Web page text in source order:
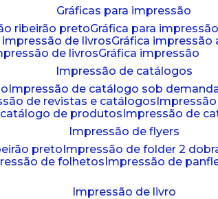
gráficas para impressão
ribeirão preto gráfica para
impressão de livros gráfica impressão
de livros
gráfica impressão
impressão de catálogos
impressão de catálogo sob
de revistas e catálogos
de produtos impressão de
impressão de flyers
preto impressão de folder 2
de folhetos impressão de
impressão de livro